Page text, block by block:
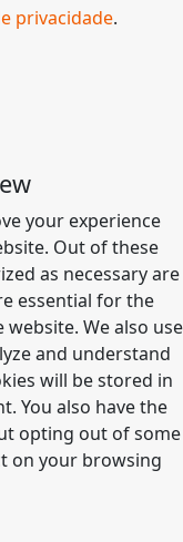
privacidade.
your experience
Out of these
as necessary are
essential for the
We also use
and understand
will be stored in
You also have the
opting out of some
on your browsing